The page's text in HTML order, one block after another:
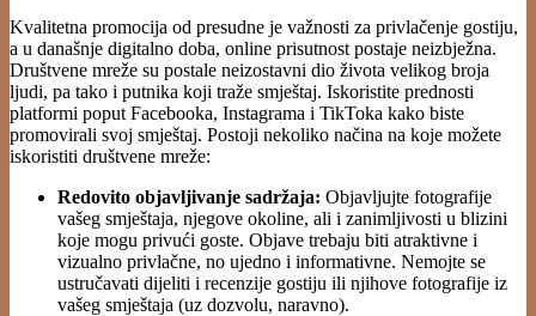
Kvalitetna promocija od presudne je važnosti za privlačenje gostiju,
a u današnje digitalno doba, online prisutnost postaje neizbježna.
Društvene mreže su postale neizostavni dio života velikog broja
ljudi, pa tako i putnika koji traže smještaj. Iskoristite prednosti
platformi poput Facebooka, Instagrama i TikToka kako biste
promovirali svoj smještaj. Postoji nekoliko načina na koje možete
iskoristiti društvene mreže:
Redovito objavljivanje sadržaja: Objavljujte fotografije
vašeg smještaja, njegove okoline, ali i zanimljivosti u blizini
koje mogu privući goste. Objave trebaju biti atraktivne i
vizualno privlačne, no ujedno i informativne. Nemojte se
ustručavati dijeliti i recenzije gostiju ili njihove fotografije iz
vašeg smještaja (uz dozvolu, naravno).